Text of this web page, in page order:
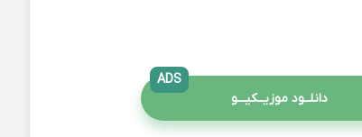
دانلــود موزیــکیـــو
ADS